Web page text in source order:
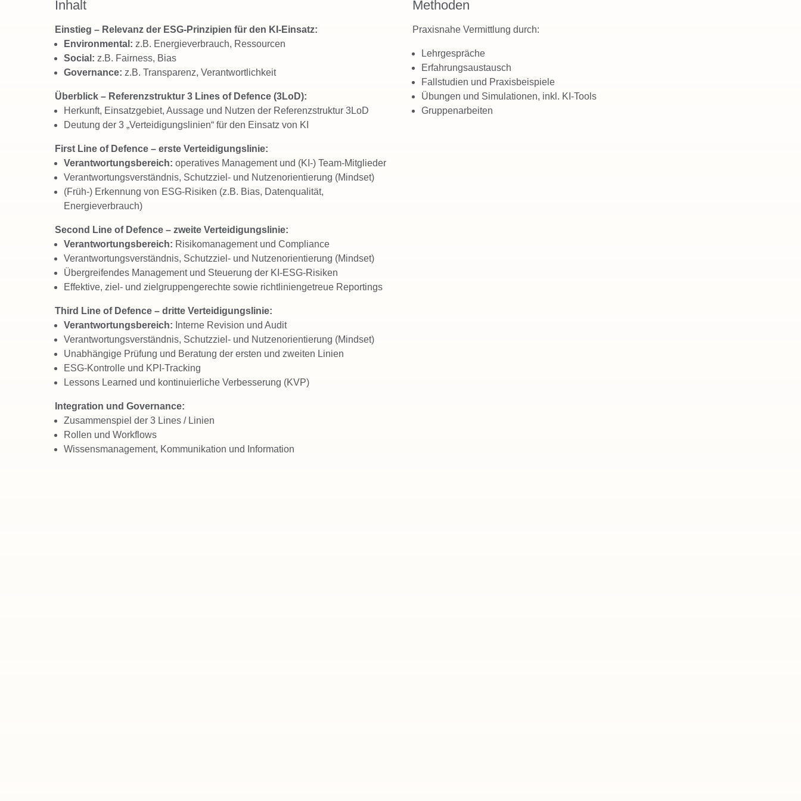
Inhalt
Einstieg – Relevanz der ESG-Prinzipien für den KI-Einsatz:
Environmental: z.B. Energieverbrauch, Ressourcen
Social: z.B. Fairness, Bias
Governance: z.B. Transparenz, Verantwortlichkeit
Überblick – Referenzstruktur 3 Lines of Defence (3LoD):
Herkunft, Einsatzgebiet, Aussage und Nutzen der Referenzstruktur 3LoD
Deutung der 3 „Verteidigungslinien“ für den Einsatz von KI
First Line of Defence – erste Verteidigungslinie:
Verantwortungsbereich: operatives Management und (KI-) Team-Mitglieder
Verantwortungsverständnis, Schutzziel- und Nutzenorientierung (Mindset)
(Früh-) Erkennung von ESG-Risiken (z.B. Bias, Datenqualität,
Energieverbrauch)
Second Line of Defence – zweite Verteidigungslinie:
Verantwortungsbereich: Risikomanagement und Compliance
Verantwortungsverständnis, Schutzziel- und Nutzenorientierung (Mindset)
Übergreifendes Management und Steuerung der KI-ESG-Risiken
Effektive, ziel- und zielgruppengerechte sowie richtliniengetreue Reportings
Third Line of Defence – dritte Verteidigungslinie:
Verantwortungsbereich: Interne Revision und Audit
Verantwortungsverständnis, Schutzziel- und Nutzenorientierung (Mindset)
Unabhängige Prüfung und Beratung der ersten und zweiten Linien
ESG-Kontrolle und KPI-Tracking
Lessons Learned und kontinuierliche Verbesserung (KVP)
Integration und Governance:
Zusammenspiel der 3 Lines / Linien
Rollen und Workflows
Wissensmanagement, Kommunikation und Information
Methoden
Praxisnahe Vermittlung durch:
Lehrgespräche
Erfahrungsaustausch
Fallstudien und Praxisbeispiele
Übungen und Simulationen, inkl. KI-Tools
Gruppenarbeiten